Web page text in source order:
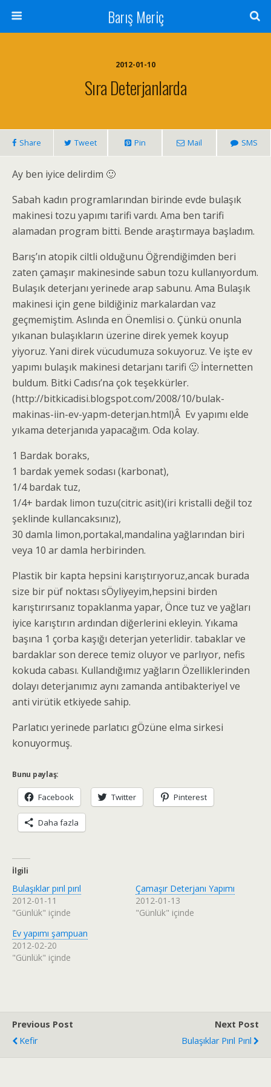
Barış Meriç
2012-01-10
Sıra Deterjanlarda
Share Tweet Pin Mail SMS
Ay ben iyice delirdim 🙂
Sabah kadın programlarından birinde evde bulaşık
makinesi tozu yapımı tarifi vardı. Ama ben tarifi
alamadan program bitti. Bende araştırmaya başladım.
Barış’ın atopik ciltli olduğunu Öğrendiğimden beri
zaten çamaşır makinesinde sabun tozu kullanıyordum.
Bulaşık deterjanı yerinede arap sabunu. Ama Bulaşık
makinesi için gene bildiğiniz markalardan vaz
geçmemiştim. Aslında en Önemlisi o. Çünkü onunla
yıkanan bulaşıkların üzerine direk yemek koyup
yiyoruz. Yani direk vücudumuza sokuyoruz. Ve işte ev
yapımı bulaşık makinesi detarjanı tarifi 🙂 İnternetten
buldum. Bitki Cadısı’na çok teşekkürler.
(http://bitkicadisi.blogspot.com/2008/10/bulak-
makinas-iin-ev-yapm-deterjan.html)Â Ev yapımı elde
yıkama deterjanıda yapacağım. Oda kolay.
1 Bardak boraks,
1 bardak yemek sodası (karbonat),
1/4 bardak tuz,
1/4+ bardak limon tuzu(citric asit)(iri kristalli değil toz
şeklinde kullancaksınız),
30 damla limon,portakal,mandalina yağlarından biri
veya 10 ar damla herbirinden.
Plastik bir kapta hepsini karıştırıyoruz,ancak burada
size bir püf noktası sÖyliyeyim,hepsini birden
karıştırırsanız topaklanma yapar, Önce tuz ve yağları
iyice karıştırın ardından diğerlerini ekleyin. Yıkama
başına 1 çorba kaşığı deterjan yeterlidir. tabaklar ve
bardaklar son derece temiz oluyor ve parlıyor, nefis
kokuda cabası. Kullandığımız yağların Özelliklerinden
dolayı deterjanımız aynı zamanda antibakteriyel ve
anti virütik etkiyede sahip.
Parlatıcı yerinede parlatıcı gÖzüne elma sirkesi
konuyormuş.
Bunu paylaş:
Facebook Twitter Pinterest
Daha fazla
İlgili
Bulaşıklar pırıl pırıl
2012-01-11
"Günlük" içinde
Çamaşır Deterjanı Yapımı
2012-01-13
"Günlük" içinde
Ev yapımı şampuan
2012-02-20
"Günlük" içinde
Previous Post
Kefir
Next Post
Bulaşıklar Pırıl Pırıl